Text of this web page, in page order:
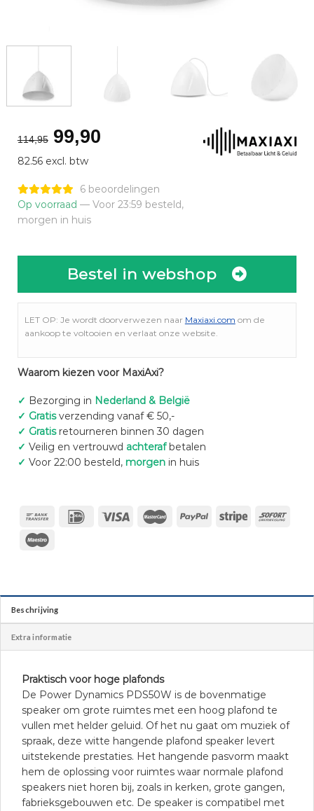
114,95 Oorspronkelijke
prijs
was:
€114,95.
99,90Huidige
€99,90.
82.56 excl. btw
6 beoordelingen
Op voorraad — Voor 23:59 besteld,
morgen in huis
Bestel in webshop
LET OP: Je wordt doorverwezen naar Maxiaxi.com om de
aankoop te voltooien en verlaat onze website.
Waarom kiezen voor MaxiAxi?
✓ Bezorging in Nederland & België
✓ Gratisverzending vanaf € 50,-
✓ Gratisretourneren binnen 30 dagen
✓ Veilig en vertrouwd achterafbetalen
✓ Voor 22:00 besteld, morgenin huis
Beschrijving
Extra informatie
Praktisch voor hoge plafonds
De Power Dynamics PDS50W is de bovenmatige
speaker om grote ruimtes met een hoog plafond te
vullen met helder geluid. Of het nu gaat om muziek of
spraak, deze witte hangende plafond speaker levert
uitstekende prestaties. Het hangende pasvorm maakt
hem de oplossing voor ruimtes waar normale plafond
speakers niet horen bij, zoals in kerken, grote gangen,
fabrieksgebouwen etc. De speaker is compatibel met